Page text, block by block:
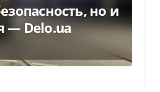
но и
— Delo.ua